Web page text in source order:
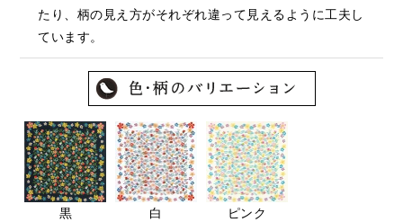
たり、柄の見え方がそれぞれ違って見えるように工夫し
ています。
黒 白 ピンク